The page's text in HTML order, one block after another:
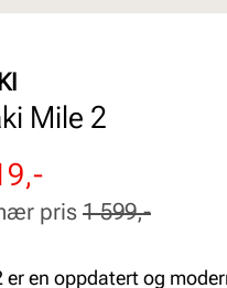
Mile 2
pris 1 599,-
er en oppdatert og